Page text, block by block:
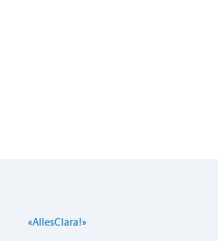
«Al­les­Cla­ra!»